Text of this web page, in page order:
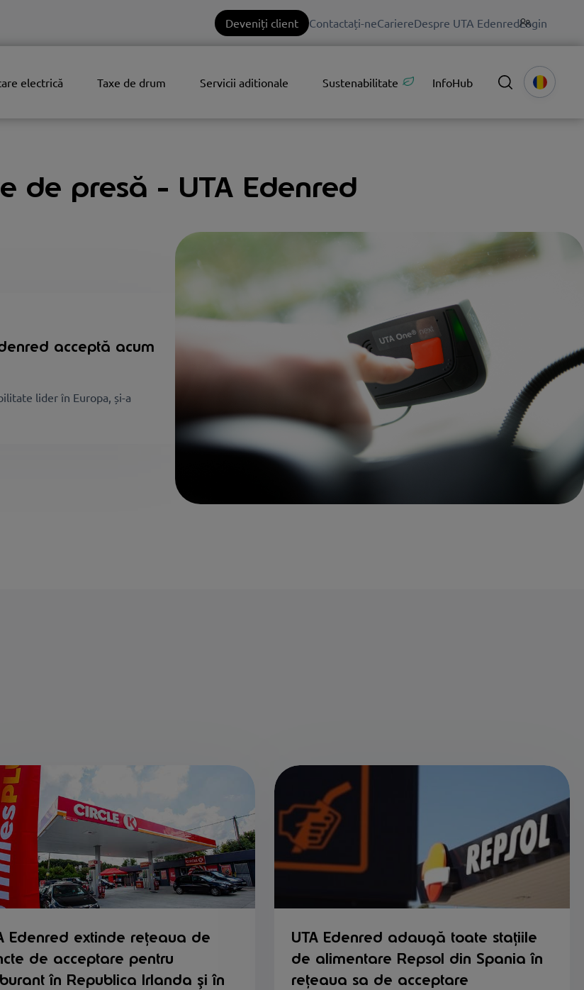
Deveniți client Contactați-neCariereDespre UTA EdenredLogin
electrică Taxe de drum Servicii aditionale Sustenabilitate InfoHub
de presă - UTA Edenred
acceptă acum
lider în Europa, și-a
Edenred extinde rețeaua de
de acceptare pentru
în Republica Irlanda și în
UTA Edenred adaugă toate stațiile
de alimentare Repsol din Spania în
rețeaua sa de acceptare